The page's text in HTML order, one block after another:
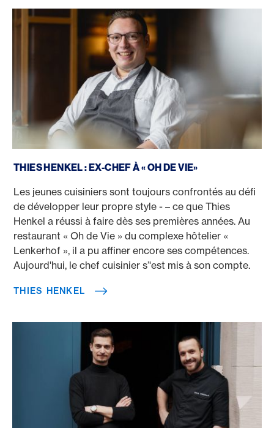
THIES HENKEL : EX-CHEF À « OH DE VIE»
Les jeunes cuisiniers sont toujours confrontés au défi
de développer leur propre style - – ce que Thies
Henkel a réussi à faire dès ses premières années. Au
restaurant « Oh de Vie » du complexe hôtelier «
Lenkerhof », il a pu affiner encore ses compétences.
Aujourd'hui, le chef cuisinier s’'est mis à son compte.
THIES HENKEL